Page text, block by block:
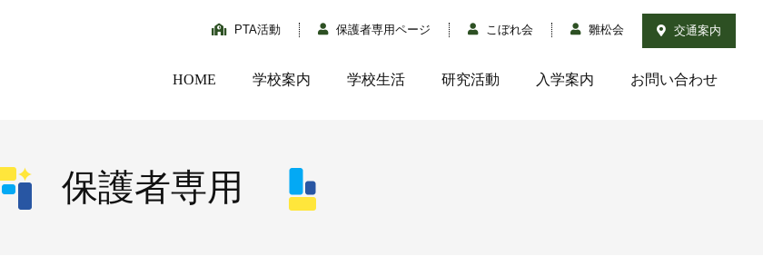
PTA活動 保護者専用ページ こぼれ会 雛松会 交通案内
HOME 学校案内 学校生活 研究活動 入学案内 お問い合わせ
保護者専用